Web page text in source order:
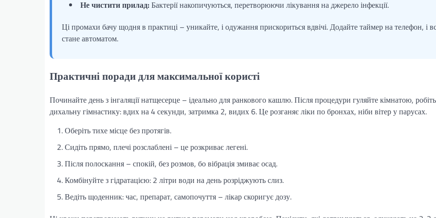
Не чистити прилад:Бактерії накопичуються, перетворюючи лікування на джерело інфекції.
Ці промахи бачу щодня в практиці – уникайте, і одужання прискориться вдвічі. Додайте таймер на телефон, і
стане автоматом.
Практичні поради для максимальної користі
Починайте день з інгаляції натщесерце – ідеально для ранкового кашлю. Після процедури гуляйте кімнатою, робіть
дихальну гімнастику: вдих на 4 секунди, затримка 2, видих 6. Це розганяє ліки по бронхах, ніби вітер у парусах.
Оберіть тихе місце без протягів.
Сидіть прямо, плечі розслаблені – це розкриває легені.
Після полоскання – спокій, без розмов, бо вібрація змиває осад.
Комбінуйте з гідратацією: 2 літри води на день розріджують слиз.
Ведіть щоденник: час, препарат, самопочуття – лікар скоригує дозу.